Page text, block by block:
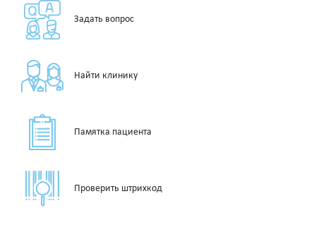
Задать вопрос
Найти клинику
Памятка пациента
Проверить штрихкод